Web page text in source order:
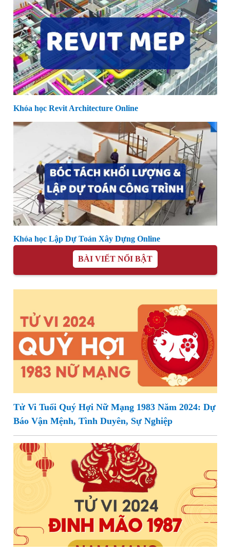
Khóa học Revit Architecture Online
Khóa học Lập Dự Toán Xây Dựng Online
BÀI VIẾT NỔI BẬT
Tử Vi Tuổi Quý Hợi Nữ Mạng 1983 Năm 2024: Dự
Báo Vận Mệnh, Tình Duyên, Sự Nghiệp